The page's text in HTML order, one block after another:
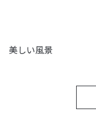
美しい風景